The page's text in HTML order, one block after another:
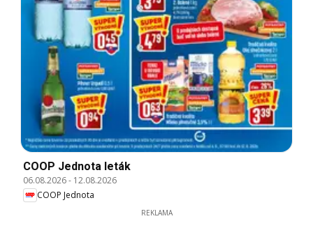
COOP Jednota leták
06.08.2026- 12.08.2026
COOP Jednota
REKLAMA